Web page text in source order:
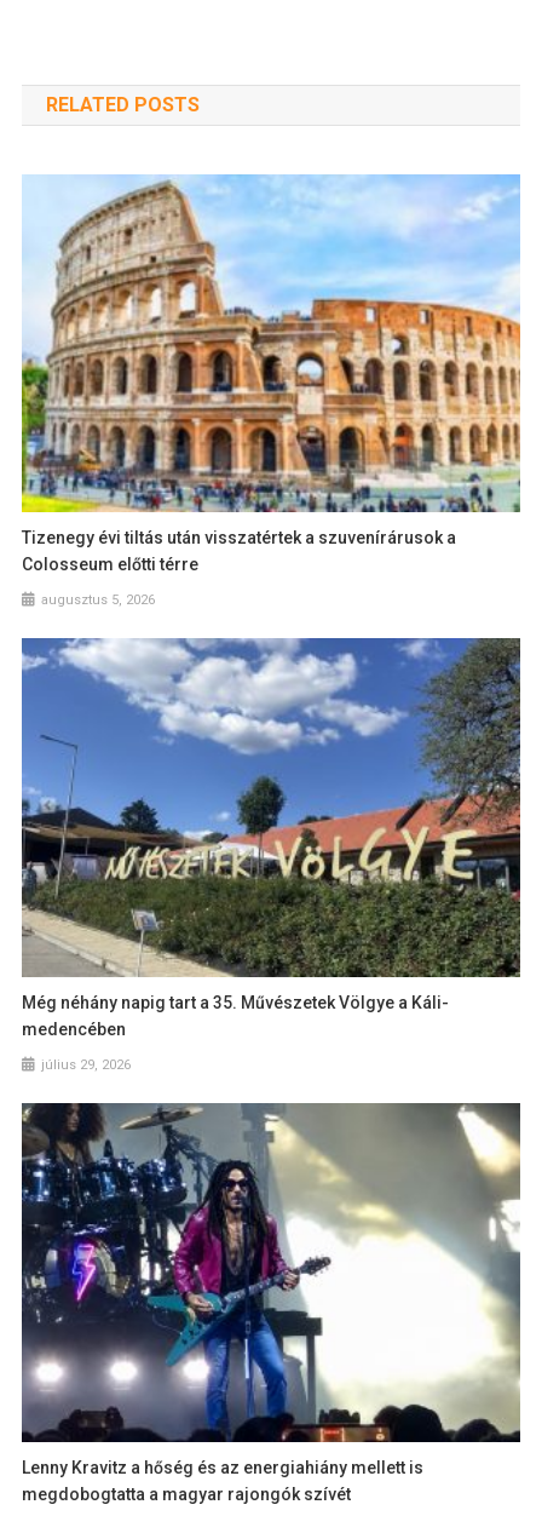
RELATED POSTS
Tizenegy évi tiltás után visszatértek a szuvenírárusok a
Colosseum előtti térre
augusztus 5, 2026
Még néhány napig tart a 35. Művészetek Völgye a Káli-
medencében
július 29, 2026
Lenny Kravitz a hőség és az energiahiány mellett is
megdobogtatta a magyar rajongók szívét